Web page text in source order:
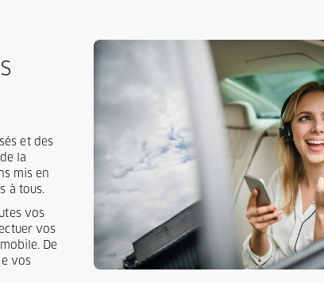
et des
la
mis en
à tous.
vos
vos
De
vos